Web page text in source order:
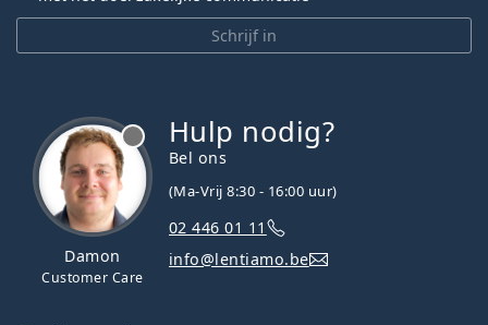
Schrijf in
Damon
Customer Care
Hulp nodig?
Bel ons
(Ma-Vrij 8:30 - 16:00 uur)
02 446 01 11
info@lentiamo.be